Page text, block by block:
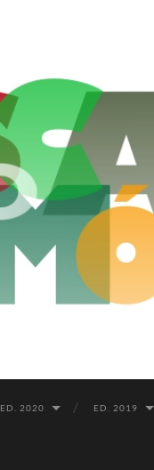
ED. 2020 ED. 2019